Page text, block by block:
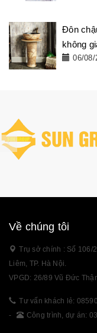
Đôn
không
06/08/
Về chúng tôi
Trụ sở chính : Số 106/
Liêm, TP. Hà Nội.
VPGD: 26/89 Vũ Đức
Tư vấn khách lẻ:
-
Công trình, dự án: